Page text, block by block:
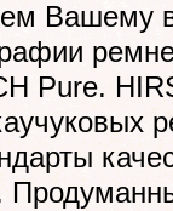
Вашему
Pure.